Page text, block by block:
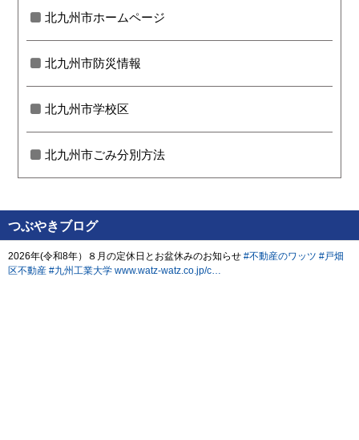
北九州市ホームページ
北九州市防災情報
北九州市学校区
北九州市ごみ分別方法
つぶやきブログ